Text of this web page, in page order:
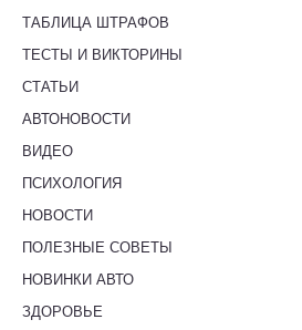
ТАБЛИЦА ШТРАФОВ
ТЕСТЫ И ВИКТОРИНЫ
СТАТЬИ
АВТОНОВОСТИ
ВИДЕО
ПСИХОЛОГИЯ
НОВОСТИ
ПОЛЕЗНЫЕ СОВЕТЫ
НОВИНКИ АВТО
ЗДОРОВЬЕ